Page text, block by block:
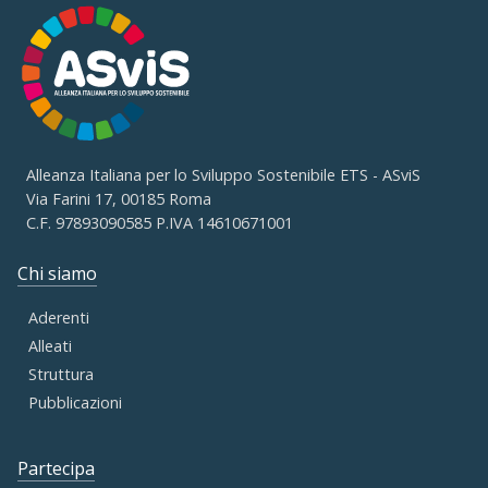
Alleanza Italiana per lo Sviluppo Sostenibile ETS - ASviS
Via Farini 17, 00185 Roma
C.F. 97893090585 P.IVA 14610671001
Chi siamo
Aderenti
Alleati
Struttura
Pubblicazioni
Partecipa